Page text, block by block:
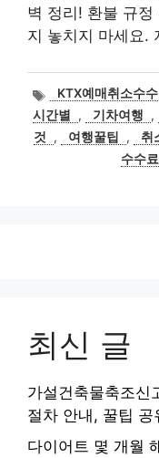
벽 정리! 환불 규
지 놓치지 마세요.
태
그
KTX예매취소수
시간별
, 기차여행 ,
것
, 여행꿀팁 , 취
수수료
최신 글
가설건축물축조신
절차 안내, 꿀팁 공
다이어트 몇 개월